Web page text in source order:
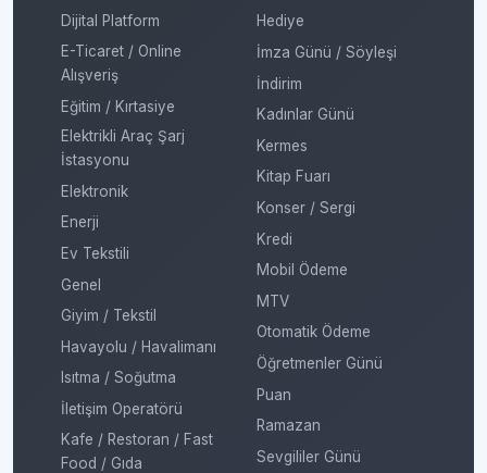
Dijital Platform
E-Ticaret / Online
Alışveriş
Eğitim / Kırtasiye
Elektrikli Araç Şarj
İstasyonu
Elektronik
Enerji
Ev Tekstili
Genel
Giyim / Tekstil
Havayolu / Havalimanı
Isıtma / Soğutma
İletişim Operatörü
Kafe / Restoran / Fast
Food / Gıda
Hediye
İmza Günü / Söyleşi
İndirim
Kadınlar Günü
Kermes
Kitap Fuarı
Konser / Sergi
Kredi
Mobil Ödeme
MTV
Otomatik Ödeme
Öğretmenler Günü
Puan
Ramazan
Sevgililer Günü